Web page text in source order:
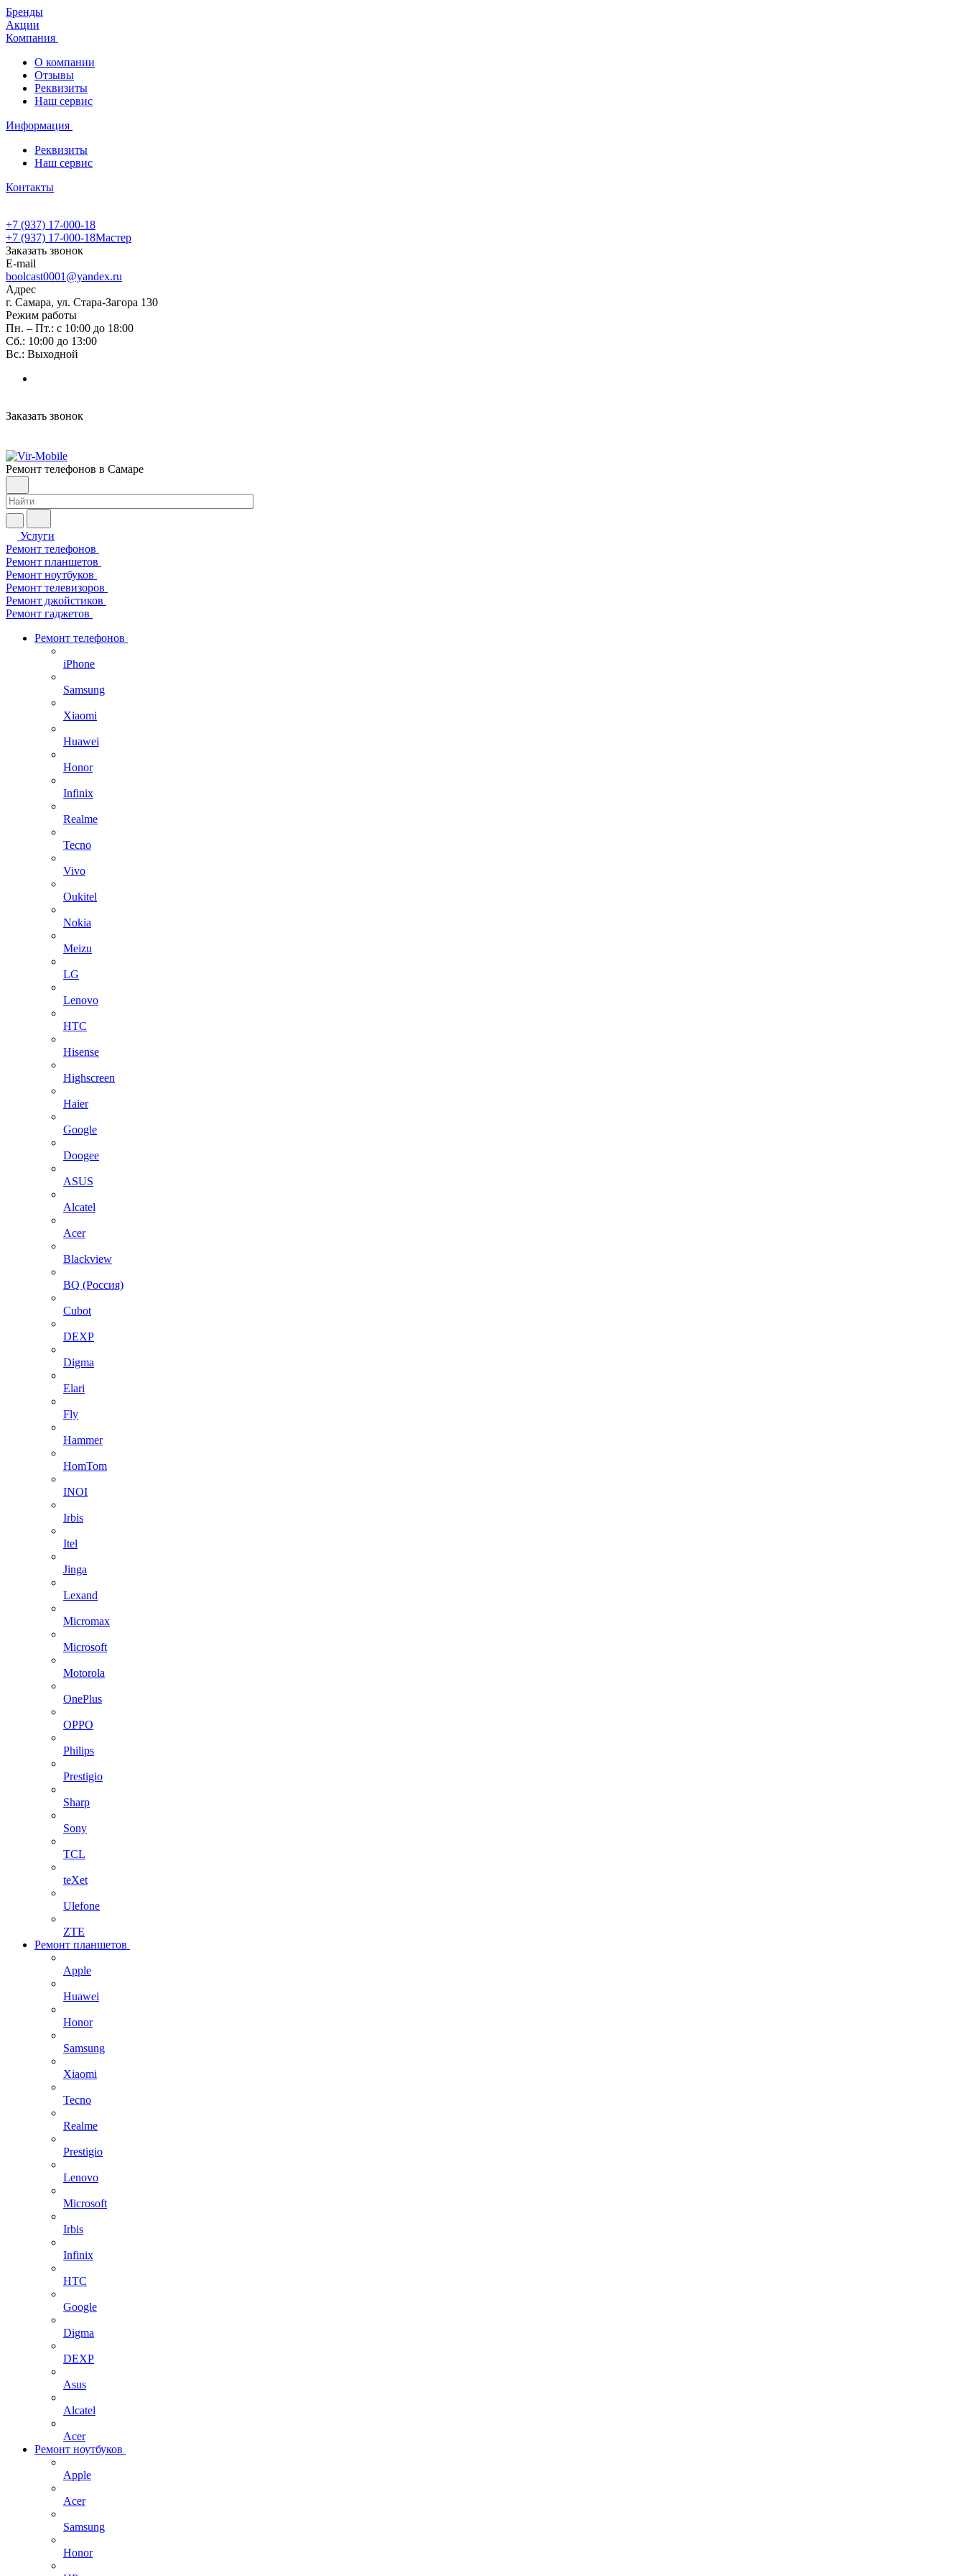
Бренды
Акции
Компания
О компании
Отзывы
Реквизиты
Наш сервис
Информация
Реквизиты
Наш сервис
Контакты
+7 (937) 17-000-18
+7 (937) 17-000-18Мастер
Заказать звонок
E-mail
boolcast0001@yandex.ru
Адрес
г. Самара, ул. Стара-Загора 130
Режим работы
Пн. – Пт.: с 10:00 до 18:00
Сб.: 10:00 до 13:00
Вс.: Выходной
Заказать звонок
Ремонт телефонов в Самаре
Услуги
Ремонт телефонов
Ремонт планшетов
Ремонт ноутбуков
Ремонт телевизоров
Ремонт джойстиков
Ремонт гаджетов
Ремонт телефонов
iPhone
Samsung
Xiaomi
Huawei
Honor
Infinix
Realme
Tecno
Vivo
Oukitel
Nokia
Meizu
LG
Lenovo
HTC
Hisense
Highscreen
Haier
Google
Doogee
ASUS
Alcatel
Acer
Blackview
BQ (Россия)
Cubot
DEXP
Digma
Elari
Fly
Hammer
HomTom
INOI
Irbis
Itel
Jinga
Lexand
Micromax
Microsoft
Motorola
OnePlus
OPPO
Philips
Prestigio
Sharp
Sony
TCL
teXet
Ulefone
ZTE
Ремонт планшетов
Apple
Huawei
Honor
Samsung
Xiaomi
Tecno
Realme
Prestigio
Lenovo
Microsoft
Irbis
Infinix
HTC
Google
Digma
DEXP
Asus
Alcatel
Acer
Ремонт ноутбуков
Apple
Acer
Samsung
Honor